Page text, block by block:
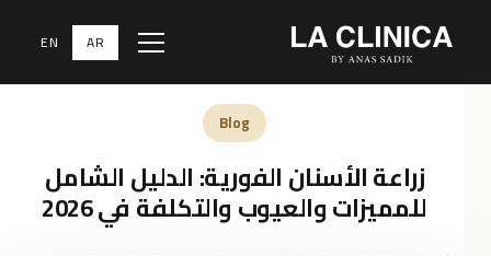
Menu
AR
EN
Blog
زراعة الأسنان الفورية: الدليل الشامل
للمميزات والعيوب والتكلفة في 2026